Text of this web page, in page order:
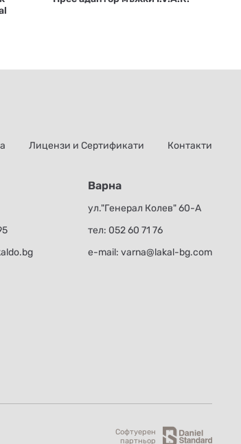
Лицензи и Сертификати Контакти
Варна
ул."Генерал Колев" 60-А
тел: 052 60 71 76
е-mail: varna@lakal-bg.com
Софтуерен
партньор